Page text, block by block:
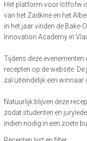
Het platform voor lctfofw
van het Zadkine en het
in het jaar vinden de
Innovation Academy in
Tijdens deze
recepten op de website.
zal uiteindelijk een winnaar
Natuurlijk blijven deze
zodat studenten en
indien nodig in een zoete